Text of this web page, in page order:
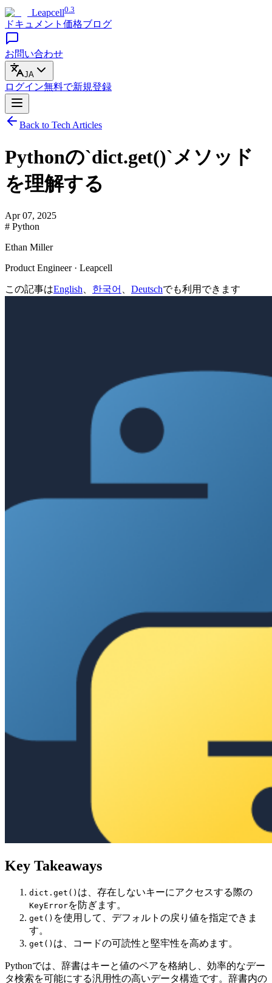
Leapcell0.3
ドキュメント 価格ブログ
お問い合わせ
JA
ログイン無料で新規登録
Back to Tech Articles
Pythonの`dict.get()`メソッド
を理解する
Apr 07, 2025
# Python
Ethan Miller
Product Engineer · Leapcell
この記事はEnglish 한국어 Deutschでも利用できます
Key Takeaways
dict.get() は、存在しないキーにアクセスする際の
KeyErrorを防ぎます。
get() を使用して、デフォルトの戻り値を指定できま
す。
get() は、コードの可読性と堅牢性を高めます。
Pythonでは、辞書はキーと値のペアを格納し、効率的なデー
タ検索を可能にする汎用性の高いデータ構造です。辞書内の